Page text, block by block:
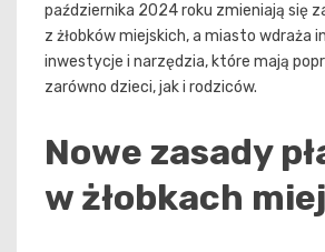
października 2024 roku zmieniają się
z żłobków miejskich, a miasto wdraża
inwestycje i narzędzia, które mają
zarówno dzieci, jak i rodziców.
Nowe zasady
w żłobkach